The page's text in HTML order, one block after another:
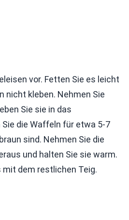
vor. Fetten Sie es leicht
nicht kleben. Nehmen Sie
Sie sie in das
die Waffeln für etwa 5-7
sind. Nehmen Sie die
und halten Sie sie warm.
mit dem restlichen Teig.